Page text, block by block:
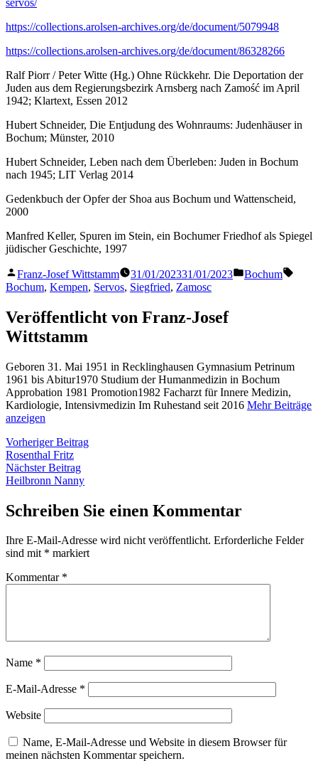
https://collections.arolsen-archives.org/de/document/5079948
https://collections.arolsen-archives.org/de/document/86328266
Ralf Piorr / Peter Witte (Hg.) Ohne Rückkehr. Die Deportation der
Juden aus dem Regierungsbezirk Arnsberg nach Zamość im April
1942; Klartext, Essen 2012
Hubert Schneider, Die Entjudung des Wohnraums: Judenhäuser in
Bochum; Münster, 2010
Hubert Schneider, Leben nach dem Überleben: Juden in Bochum
nach 1945; LIT Verlag 2014
Gedenkbuch der Opfer der Shoa aus Bochum und Wattenscheid,
2000
Manfred Keller, Spuren im Stein, ein Bochumer Friedhof als Spiegel
jüdischer Geschichte, 1997
Veröffentlicht
von
Franz-Josef Wittstamm 31/01/202331/01/2023
Veröffentlicht
Bochum
Bochum, Kempen, Servos, Siegfried, Zamosc
Veröffentlicht von Franz-Josef
Wittstamm
Geboren 31. Mai 1951 in Recklinghausen Gymnasium Petrinum
1961 bis Abitur1970 Studium der Humanmedizin in Bochum
Approbation 1981 Promotion1982 Facharzt für Innere Medizin,
Kardiologie, Intensivmedizin Im Ruhestand seit 2016 Mehr Beiträge
anzeigen
Beitragsnavigation
Vorheriger BeitragVorheriger
Rosenthal Fritz
Nächster BeitragNächster
Beitrag:
Heilbronn Nanny
Schreiben Sie einen Kommentar
Ihre E-Mail-Adresse wird nicht veröffentlicht. Erforderliche Felder
sind mit * markiert
Kommentar *
Name *
E-Mail-Adresse *
Website
Name, E-Mail-Adresse und Website in diesem Browser für
meinen nächsten Kommentar speichern.